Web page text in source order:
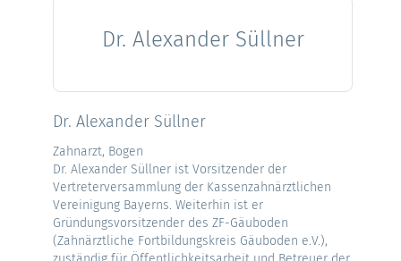
Dr. Alexander Süllner
Dr. Alexander Süllner
Zahnarzt, Bogen
Dr. Alexander Süllner ist Vorsitzender der
Vertreterversammlung der Kassenzahnärztlichen
Vereinigung Bayerns. Weiterhin ist er
Gründungsvorsitzender des ZF-Gäuboden
(Zahnärztliche Fortbildungskreis Gäuboden e.V.),